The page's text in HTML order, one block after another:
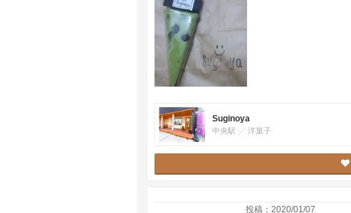
Suginoya
中央駅 洋菓子
投稿：2020/01/07